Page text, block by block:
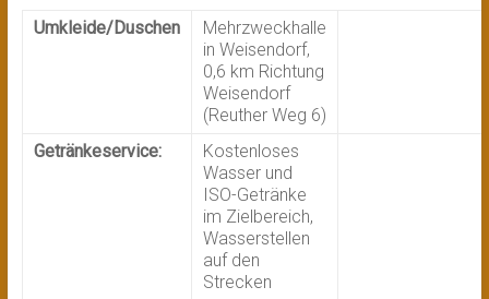
Umkleide/Duschen
Mehrzweckhalle
in Weisendorf,
0,6 km Richtung
Weisendorf
(Reuther Weg 6)
Getränkeservice:
Kostenloses
Wasser und
ISO-Getränke
im Zielbereich,
Wasserstellen
auf den
Strecken